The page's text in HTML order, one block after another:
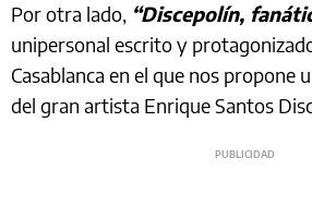
Por otra lado, “Discepolín,
unipersonal escrito y
Casablanca en el que nos propone
del gran artista Enrique Santos